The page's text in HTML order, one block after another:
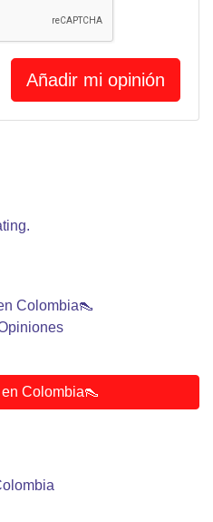
Colombia👠
Colombia👠
Añadir mi opinión